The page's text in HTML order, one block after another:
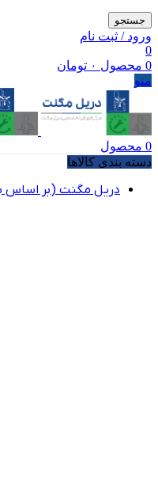
جستجو
ورود / ثبت نام
0
0 محصول ۰ تومان
منو
0 محصول
دسته بندی کالاها
دریل مگنت (بر اساس